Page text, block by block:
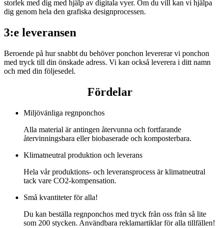
storlek med dig med hjälp av digitala vyer. Om du vill kan vi hjälpa
dig genom hela den grafiska designprocessen.
3:e leveransen
Beroende på hur snabbt du behöver ponchon levererar vi ponchon
med tryck till din önskade adress. Vi kan också leverera i ditt namn
och med din följesedel.
Fördelar
Miljövänliga regnponchos
Alla material är antingen återvunna och fortfarande
återvinningsbara eller biobaserade och komposterbara.
Klimatneutral produktion och leverans
Hela vår produktions- och leveransprocess är klimatneutral
tack vare CO2-kompensation.
Små kvantiteter för alla!
Du kan beställa regnponchos med tryck från oss från så lite
som 200 stycken. Användbara reklamartiklar för alla tillfällen!